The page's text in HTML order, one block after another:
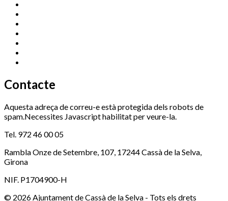
Contacte
Aquesta adreça de correu-e està protegida dels robots de
spam.Necessites Javascript habilitat per veure-la.
Tel. 972 46 00 05
Rambla Onze de Setembre, 107, 17244 Cassà de la Selva,
Girona
NIF. P1704900-H
© 2026 Ajuntament de Cassà de la Selva - Tots els drets